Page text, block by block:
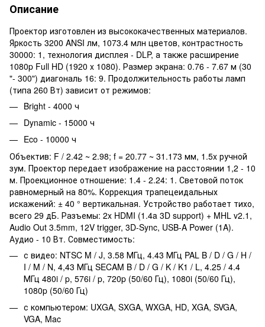
Описание
Проектор изготовлен из высококачественных материалов.
Яркость 3200 ANSI лм, 1073.4 млн цветов, контрастность
30000: 1, технология дисплея - DLP, а также расширение
1080p Full HD (1920 x 1080). Размер экрана: 0.76 - 7.67 м (30
"- 300") диагональ 16: 9. Продолжительность работы ламп
(типа 260 Вт) зависит от режимов:
Bright - 4000 ч
Dynamic - 15000 ч
Eco - 10000 ч
Объектив: F / 2.42 ~ 2.98; f = 20.77 ~ 31.173 мм, 1.5x ручной
зум. Проектор передает изображение на расстоянии 1,2 - 10
м. Проекционное отношение: 1.4 - 2.24: 1. Световой поток
равномерный на 80%. Коррекция трапецеидальных
искажений: ± 40 ° вертикальная. Устройство работает тихо,
всего 29 дБ. Разъемы: 2x HDMI (1.4a 3D support) + MHL v2.1,
Audio Out 3.5mm, 12V trigger, 3D-Sync, USB-A Power (1A).
Аудио - 10 Вт. Совместимость:
с видео: NTSC M / J, 3.58 МГц, 4.43 МГц PAL B / D / G / H /
I / M / N, 4,43 МГц SECAM B / D / G / K / K1 / L, 4.25 / 4.4
МГц 480i / p, 576i / p, 720p (50/60 Гц), 1080i (50/60 Гц),
1080p (50/60 Гц)
с компьютером: UXGA, SXGA, WXGA, HD, XGA, SVGA,
VGA, Mac